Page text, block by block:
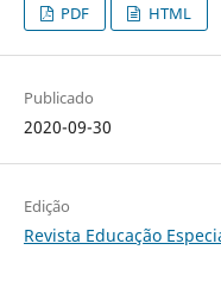
PDF HTML
Publicado
2020-09-30
Edição
Revista Educação